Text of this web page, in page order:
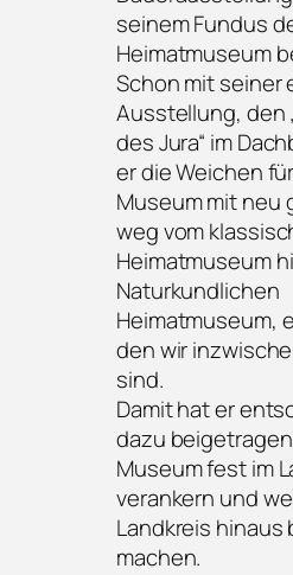
seinem Fundus
Heimatmuseum
Schon mit seiner
Ausstellung, den
des Jura“ im
er die Weichen
Museum mit neu
weg vom
Heimatmuseum
Naturkundlichen
Heimatmuseum,
den wir
sind.
Damit hat er
dazu
Museum fest im
verankern und
Landkreis hinaus
machen.